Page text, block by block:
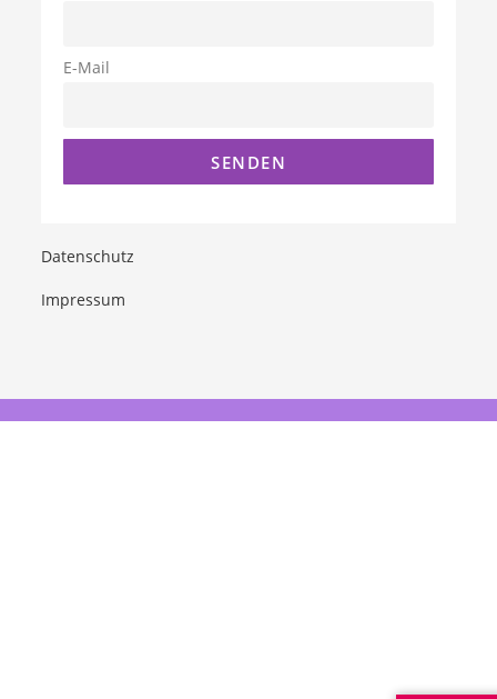
E-Mail
Datenschutz
Impressum